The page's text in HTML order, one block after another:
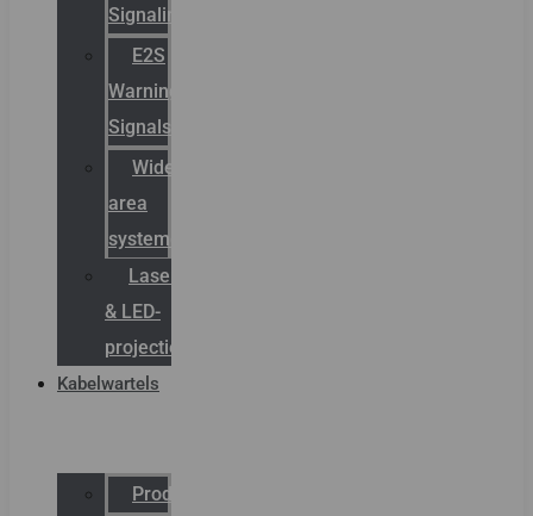
Signaling
E2S
Warning
Signals
Wide
area
systemen
Laserbelijning
& LED-
projectie
Kabelwartels
Productcatalogus